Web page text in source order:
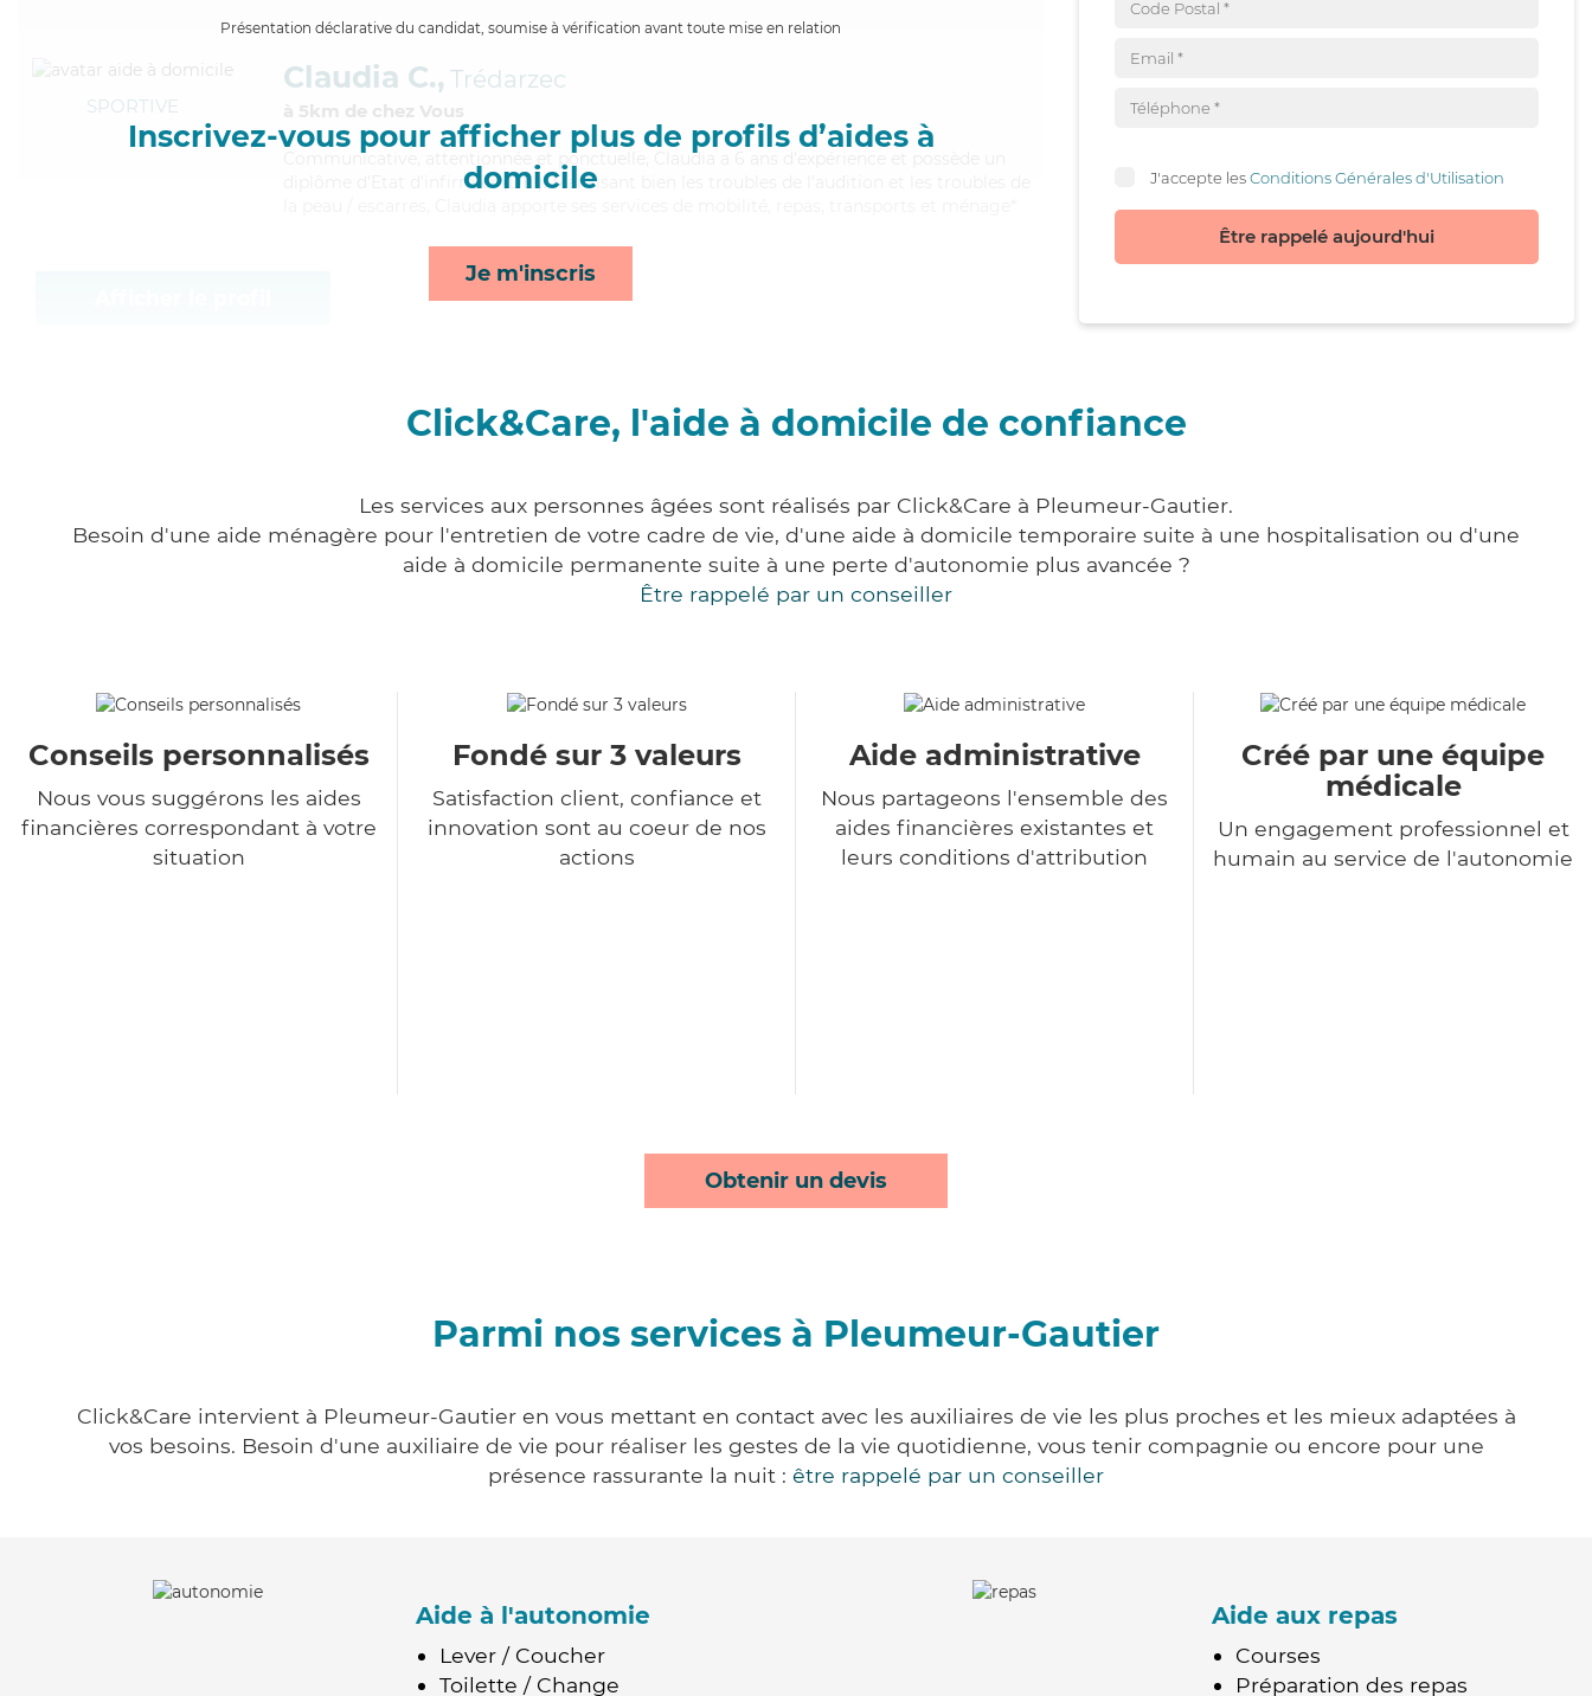
Présentation déclarative du candidat, soumise à vérification avant toute mise en relation
Inscrivez-vous pour afficher plus de profils d’aides à
domicile
Je m'inscris
SPORTIVE
Claudia C., Trédarzec
à 5km de chez Vous
Communicative
, attentionnée et ponctuelle, Claudia a 6 ans d'expérience et possède un
diplôme d'Etat d'infirmier (DEI). Maitrisant bien les troubles de l'audition et les troubles de
J'accepte lesConditions Générales d'Utilisation
Être rappelé aujourd'hui
Click&Care, l'aide à domicile de confiance
Les services aux personnes âgées sont réalisés par Click&Care à Pleumeur-Gautier.
Besoin d'une aide ménagère pour l'entretien de votre cadre de vie, d'une aide à domicile temporaire suite à une hospitalisation ou d'une
aide à domicile permanente suite à une perte d'autonomie plus avancée ?
Être rappelé par un conseiller
Conseils personnalisés
Nous vous suggérons les aides
financières correspondant à votre
situation
Fondé sur 3 valeurs
Satisfaction client, confiance et
innovation sont au coeur de nos
actions
Aide administrative
Nous partageons l'ensemble des
aides financières existantes et
leurs conditions d'attribution
Créé par une équipe
médicale
Un engagement professionnel et
humain au service de l'autonomie
Obtenir un devis
Parmi nos services à Pleumeur-Gautier
Click&Care intervient à Pleumeur-Gautier en vous mettant en contact avec les auxiliaires de vie les plus proches et les mieux adaptées à
vos besoins. Besoin d'une auxiliaire de vie pour réaliser les gestes de la vie quotidienne, vous tenir compagnie ou encore pour une
présence rassurante la nuit : être rappelé par un conseiller
Aide à l'autonomie
Lever / Coucher
Toilette / Change
Aide aux repas
Courses
Préparation des repas